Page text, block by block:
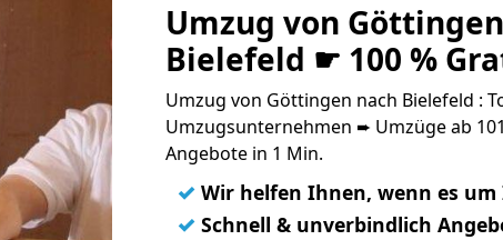
Umzug von
Bielefeld ☛ 100 %
Umzug von Göttingen nach Bielefeld :
Umzugsunternehmen ➨ Umzüge ab
Angebote in 1 Min.
✓ Wir helfen Ihnen, wenn es
✓ Schnell & unverbindlich